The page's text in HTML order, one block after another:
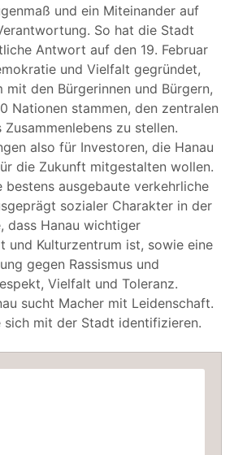
und ein Miteinander auf
So hat die Stadt
Antwort auf den 19. Februar
und Vielfalt gegründet,
mit den Bürgerinnen und Bürgern,
Nationen stammen, den zentralen
zu stellen.
also für Investoren, die Hanau
die Zukunft mitgestalten wollen.
bestens ausgebaute verkehrliche
sozialer Charakter in der
dass Hanau wichtiger
und Kulturzentrum ist, sowie eine
gegen Rassismus und
Vielfalt und Toleranz.
sucht Macher mit Leidenschaft.
sich mit der Stadt identifizieren.